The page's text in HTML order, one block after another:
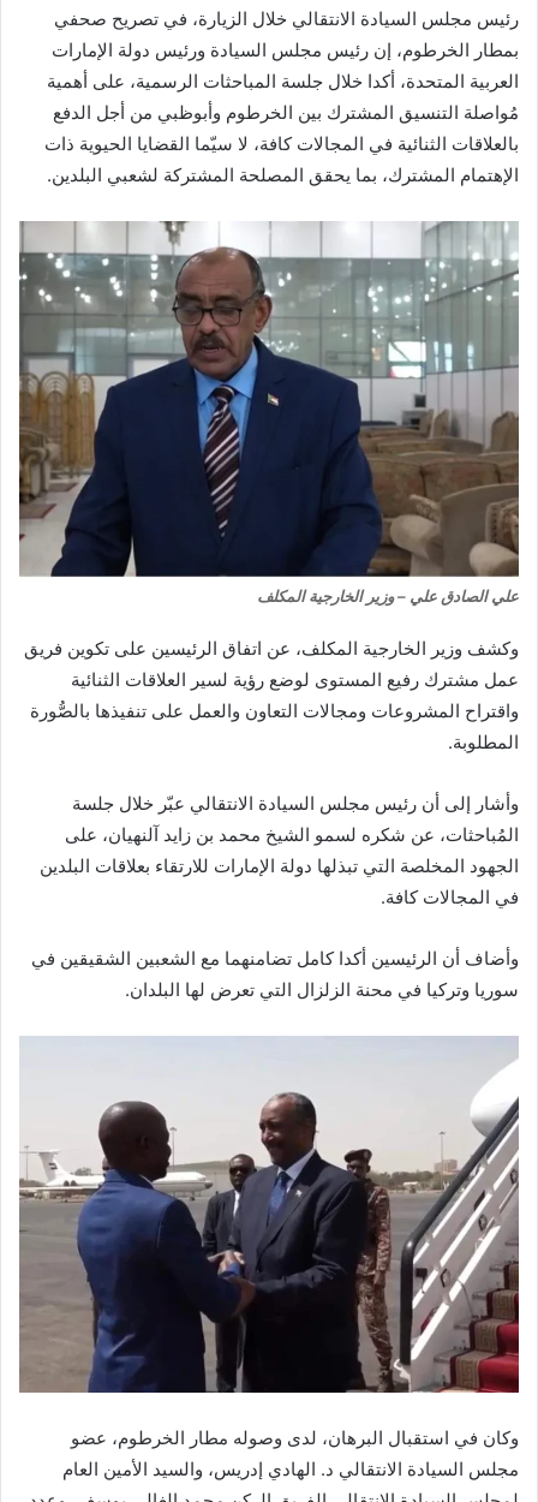
رئيس مجلس السيادة الانتقالي خلال الزيارة، في تصريح صحفي
بمطار الخرطوم، إن رئيس مجلس السيادة ورئيس دولة الإمارات
العربية المتحدة، أكدا خلال جلسة المباحثات الرسمية، على أهمية
مُواصلة التنسيق المشترك بين الخرطوم وأبوظبي من أجل الدفع
بالعلاقات الثنائية في المجالات كافة، لا سيّما القضايا الحيوية ذات
الإهتمام المشترك، بما يحقق المصلحة المشتركة لشعبي البلدين.
علي الصادق علي – وزير الخارجية المكلف
وكشف وزير الخارجية المكلف، عن اتفاق الرئيسين على تكوين فريق
عمل مشترك رفيع المستوى لوضع رؤية لسير العلاقات الثنائية
واقتراح المشروعات ومجالات التعاون والعمل على تنفيذها بالصُّورة
المطلوبة.
وأشار إلى أن رئيس مجلس السيادة الانتقالي عبّر خلال جلسة
المُباحثات، عن شكره لسمو الشيخ محمد بن زايد آلنهيان، على
الجهود المخلصة التي تبذلها دولة الإمارات للارتقاء بعلاقات البلدين
في المجالات كافة.
وأضاف أن الرئيسين أكدا كامل تضامنهما مع الشعبين الشقيقين في
سوريا وتركيا في محنة الزلزال التي تعرض لها البلدان.
وكان في استقبال البرهان، لدى وصوله مطار الخرطوم، عضو
مجلس السيادة الانتقالي د. الهادي إدريس، والسيد الأمين العام